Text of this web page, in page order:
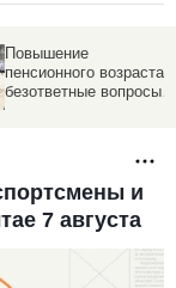
Повышение
пенсионного возраста:
безответные вопросы о
и
7 августа